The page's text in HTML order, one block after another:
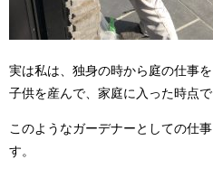
実は私は、独身の時から庭の仕事
子供を産んで、家庭に入った時点で
このようなガーデナーとしての仕
す。